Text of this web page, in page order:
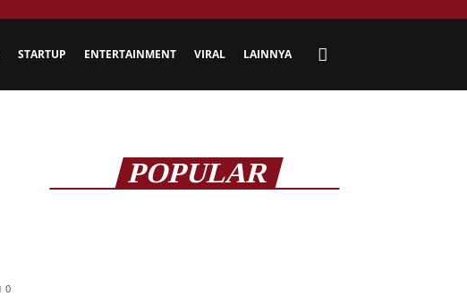
STARTUP ENTERTAINMENT VIRAL LAINNYA
0
POPULAR